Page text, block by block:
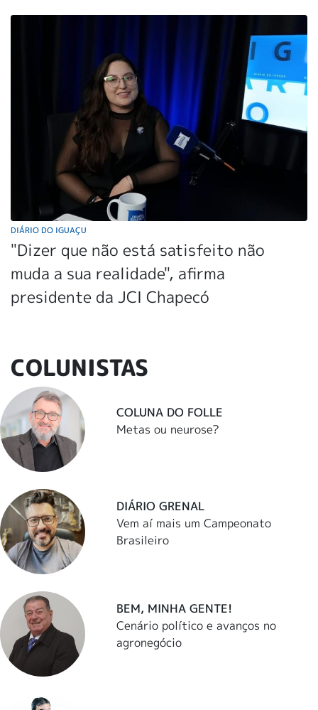
DIÁRIO DO IGUAÇU
"Dizer que não está satisfeito não
muda a sua realidade", afirma
presidente da JCI Chapecó
COLUNISTAS
COLUNA DO FOLLE
Metas ou neurose?
DIÁRIO GRENAL
Vem aí mais um Campeonato
Brasileiro
BEM, MINHA GENTE!
Cenário político e avanços no
agronegócio